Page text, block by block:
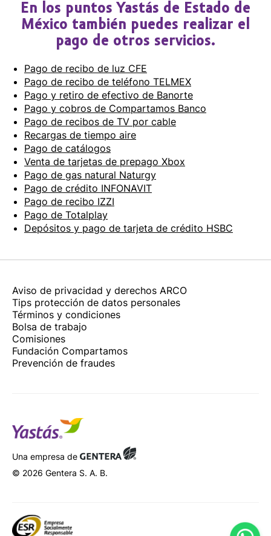
En los puntos Yastás de Estado de
México también puedes realizar el
pago de otros servicios.
Pago de recibo de luz CFE
Pago de recibo de teléfono TELMEX
Pago y retiro de efectivo de Banorte
Pago y cobros de Compartamos Banco
Pago de recibos de TV por cable
Recargas de tiempo aire
Pago de catálogos
Venta de tarjetas de prepago Xbox
Pago de gas natural Naturgy
Pago de crédito INFONAVIT
Pago de recibo IZZI
Pago de Totalplay
Depósitos y pago de tarjeta de crédito HSBC
Aviso de privacidad y derechos ARCO
Tips protección de datos personales
Términos y condiciones
Bolsa de trabajo
Comisiones
Fundación Compartamos
Prevención de fraudes
Una empresa de
© 2026 Gentera S. A. B.